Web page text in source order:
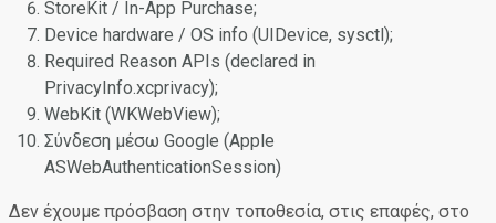
StoreKit / In-App Purchase;
Device hardware / OS info (UIDevice, sysctl);
Required Reason APIs (declared in
PrivacyInfo.xcprivacy);
WebKit (WKWebView);
Σύνδεση μέσω Google (Apple
ASWebAuthenticationSession)
Δεν έχουμε πρόσβαση στην τοποθεσία, στις επαφές, στο